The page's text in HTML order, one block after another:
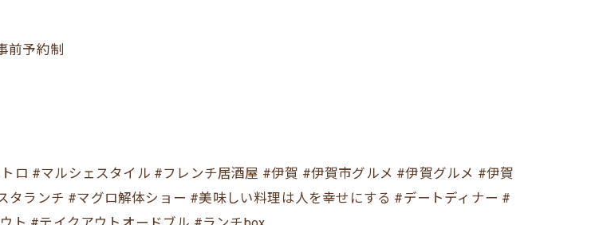
前予約制
ロ #マルシェスタイル #フレンチ居酒屋 #伊賀 #伊賀市グルメ #伊賀グルメ #伊賀
ランチ #マグロ解体ショー #美味しい料理は人を幸せにする #デートディナー #